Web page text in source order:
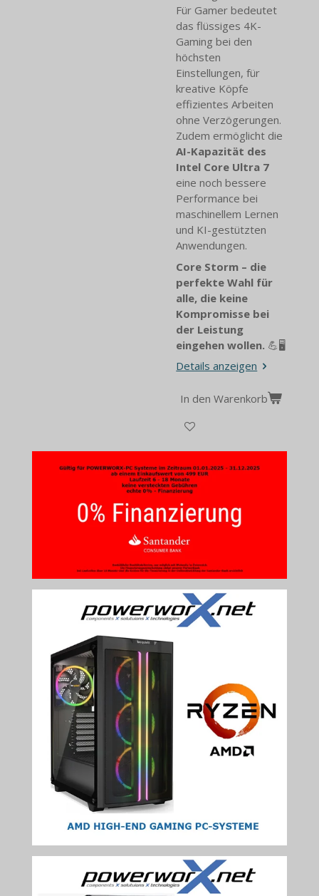
Für Gamer bedeutet
das flüssiges 4K-
Gaming bei den
höchsten
Einstellungen, für
kreative Köpfe
effizientes Arbeiten
ohne Verzögerungen.
Zudem ermöglicht die
AI-Kapazität des
Intel Core Ultra 7
eine noch bessere
Performance bei
maschinellem Lernen
und KI-gestützten
Anwendungen.
Core Storm – die
perfekte Wahl für
alle, die keine
Kompromisse bei
der Leistung
eingehen wollen. 💪🖥️
Details anzeigen
In den Warenkorb